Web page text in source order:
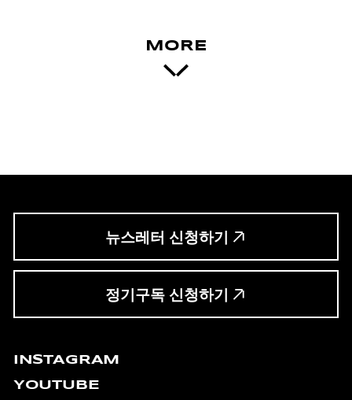
MORE
뉴스레터 신청하기
정기구독 신청하기
INSTAGRAM
YOUTUBE